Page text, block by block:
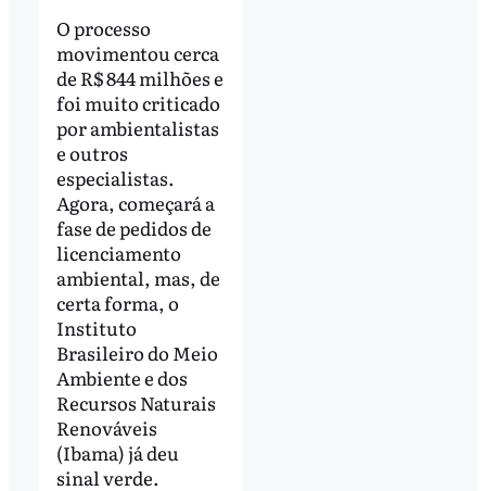
O processo
movimentou cerca
de R$ 844 milhões e
foi muito criticado
por ambientalistas
e outros
especialistas.
Agora, começará a
fase de pedidos de
licenciamento
ambiental, mas, de
certa forma, o
Instituto
Brasileiro do Meio
Ambiente e dos
Recursos Naturais
Renováveis
(Ibama) já deu
sinal verde.